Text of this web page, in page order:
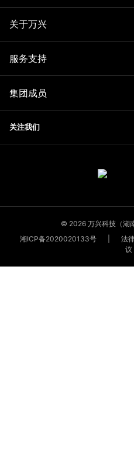
关于万兴
服务支持
集团成员
关注我们
© 2026 万兴科技（湖
湘ICP备2020020133号
法
议